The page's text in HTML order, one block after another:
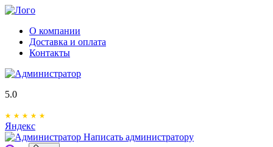
О компании
Доставка и оплата
Контакты
5.0
Яндекс
Написать администратору